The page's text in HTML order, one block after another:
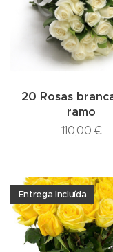
20 Rosas
ramo
110,00 €
Entrega Incluída